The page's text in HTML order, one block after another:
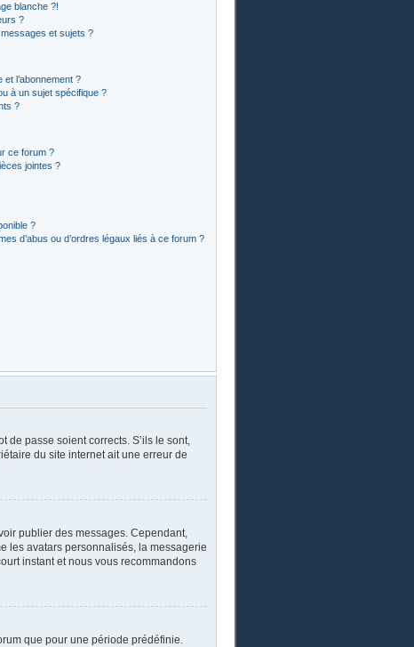
blanche ?!
?
et sujets ?
l’abonnement ?
à un sujet spécifique ?
?
ce forum ?
jointes ?
?
d’abus ou d’ordres légaux liés à ce forum ?
de passe soient corrects. S’ils le sont,
du site internet ait une erreur de
publier des messages. Cependant,
les avatars personnalisés, la messagerie
instant et nous vous recommandons
que pour une période prédéfinie.